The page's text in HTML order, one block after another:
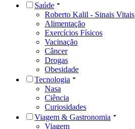
Saúde
Roberto Kalil - Sinais Vitais
Alimentação
Exercícios Físicos
Vacinação
Câncer
Drogas
Obesidade
Tecnologia
Nasa
Ciência
Curiosidades
Viagem & Gastronomia
Viagem